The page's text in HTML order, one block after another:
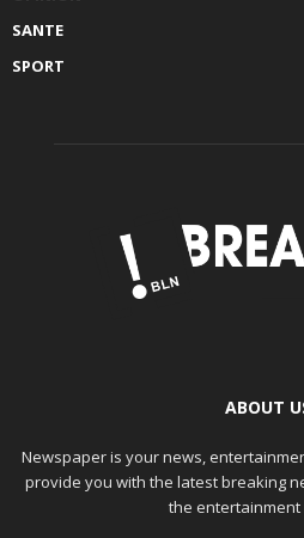
SANTE
SPORT
ABOUT
Newspaper is your news,
provide you with the latest breaking
the entertainment